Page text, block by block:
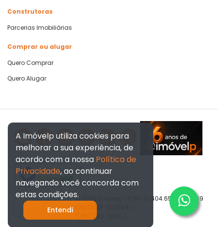
Construtoras
Parcerias Imobiliárias
Comprar ou alugar
Quero Comprar
Quero Alugar
Verificada por
© 2026 Imóvelp • CNPJ 12.404.656/0001-59
CRECI/SP: 039454-J
CRECI/RJ: 12161-J
A Imóvelp utiliza cookies para
melhorar a sua experiência, de
acordo com a nossa Política de
Privacidade, ao continuar
navegando você concorda com
estas condições.
Entendi